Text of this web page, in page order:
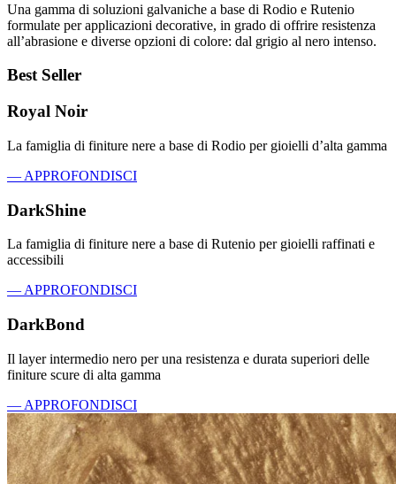
Una gamma di soluzioni galvaniche a base di Rodio e Rutenio
formulate per applicazioni decorative, in grado di offrire resistenza
all’abrasione e diverse opzioni di colore: dal grigio al nero intenso.
Best Seller
Royal Noir
La famiglia di finiture nere a base di Rodio per gioielli d’alta gamma
— APPROFONDISCI
DarkShine
La famiglia di finiture nere a base di Rutenio per gioielli raffinati e
accessibili
— APPROFONDISCI
DarkBond
Il layer intermedio nero per una resistenza e durata superiori delle
finiture scure di alta gamma
— APPROFONDISCI